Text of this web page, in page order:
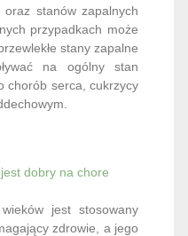
stanów zapalnych
przypadkach może
stany zapalne
na ogólny stan
chorób serca, cukrzycy
dobry na chore
jest stosowany
zdrowie, a jego